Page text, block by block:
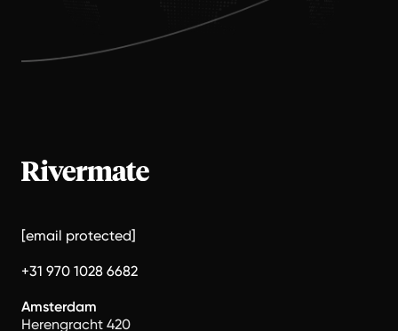
[email protected]
+31 970 1028 6682
Amsterdam
Herengracht 420